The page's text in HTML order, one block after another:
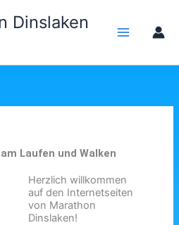
Dinslaken
Laufen und Walken
Herzlich willkommen
auf den Internetseiten
von Marathon
Dinslaken!